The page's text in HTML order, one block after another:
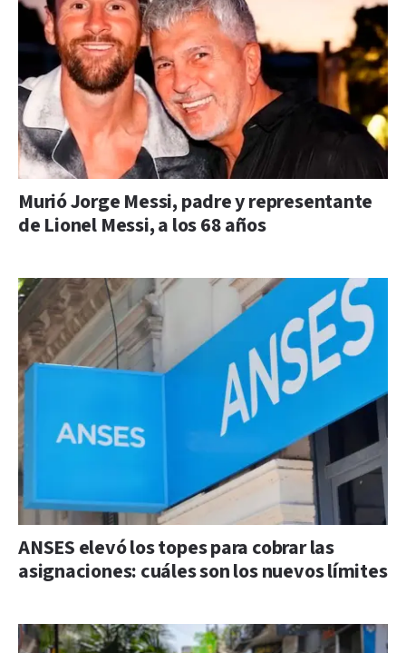
Murió Jorge Messi, padre y representante
de Lionel Messi, a los 68 años
ANSES elevó los topes para cobrar las
asignaciones: cuáles son los nuevos límites